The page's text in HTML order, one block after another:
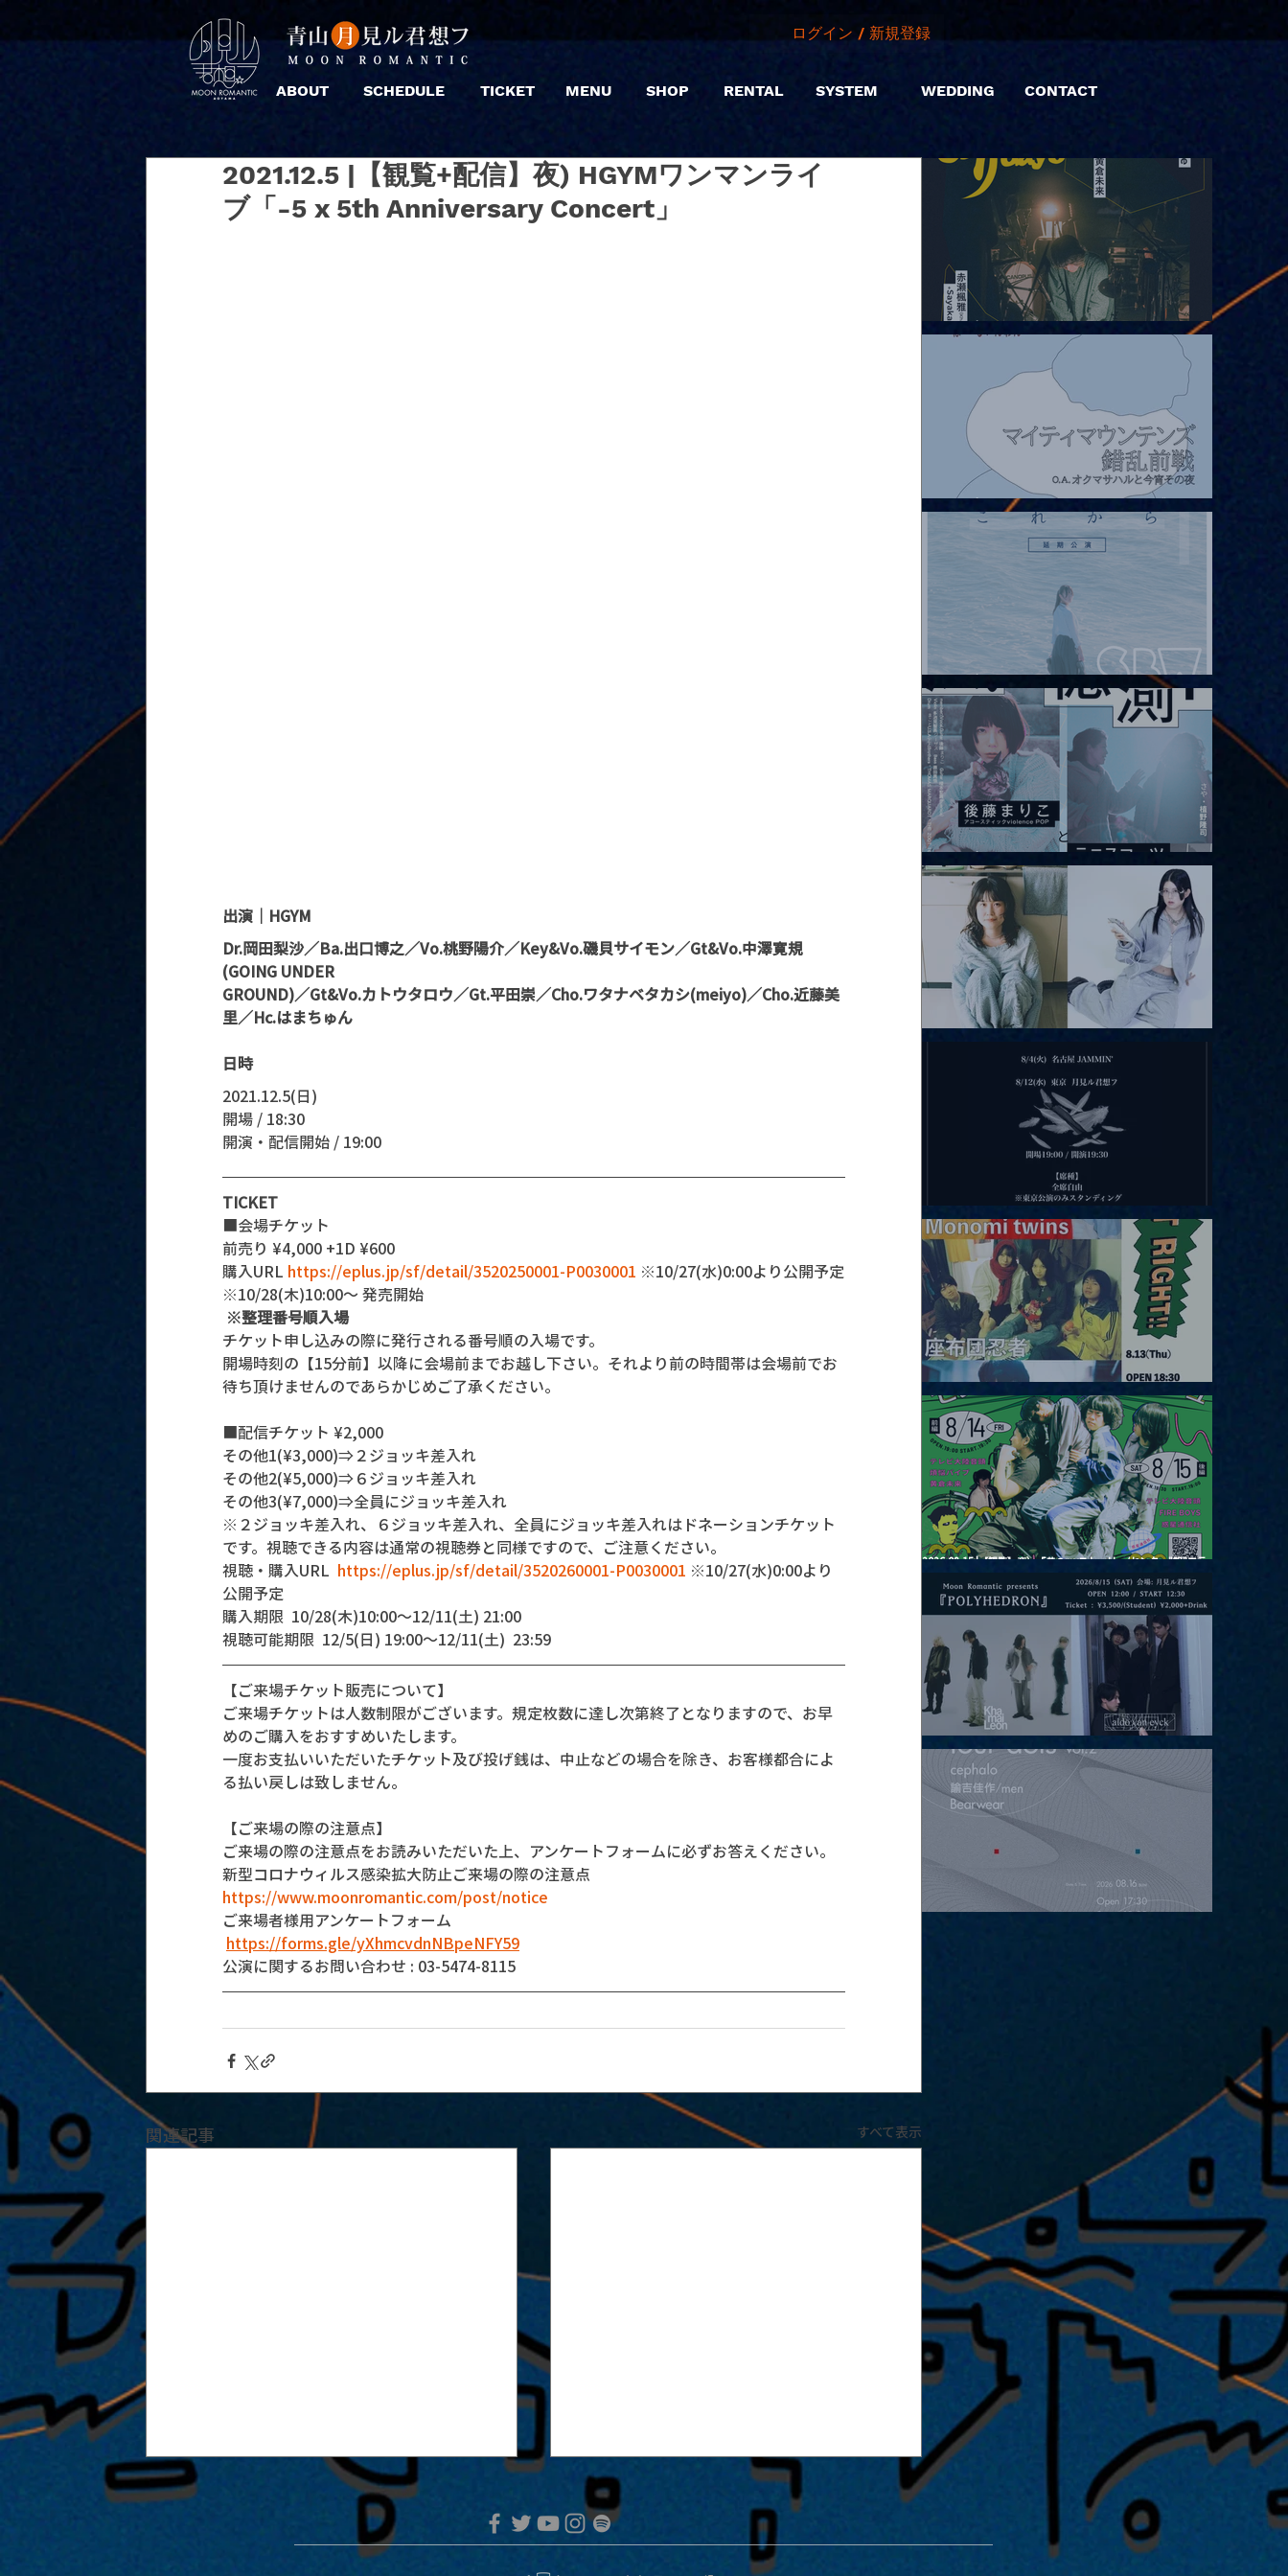
ABOUT SCHEDULE TICKET MENU SHOP
ログイン / 新規登録
RENTAL SYSTEM WEDDING CONTACT
2021.12.5 |【観覧+配信】夜) HGYMワンマンライ
ブ「-5 x 5th Anniversary Concert」
出演｜HGYM
Dr.岡田梨沙／Ba.出口博之／Vo.桃野陽介／Key&Vo.磯貝サイモン／Gt&Vo.中澤寛規
(GOING UNDER
GROUND)／Gt&Vo.カトウタロウ／Gt.平田崇／Cho.ワタナベタカシ(meiyo)／Cho.近藤美
里／Hc.はまちゅん
日時
2021.12.5(日)
開場 / 18:30
開演・配信開始 / 19:00
TICKET
■会場チケット
前売り ¥4,000 +1D ¥600
購入URL https://eplus.jp/sf/detail/3520250001-P0030001 ※10/27(水)0:00より公開予定
※10/28(木)10:00〜 発売開始
※整理番号順入場
チケット申し込みの際に発行される番号順の入場です。
開場時刻の【15分前】以降に会場前までお越し下さい。それより前の時間帯は会場前でお
待ち頂けませんのであらかじめご了承ください。
■配信チケット ¥2,000
その他1(¥3,000)⇒２ジョッキ差入れ
その他2(¥5,000)⇒６ジョッキ差入れ
その他3(¥7,000)⇒全員にジョッキ差入れ
※２ジョッキ差入れ、６ジョッキ差入れ、全員にジョッキ差入れはドネーションチケット
です。視聴できる内容は通常の視聴券と同様ですので、ご注意ください。
視聴・購入URL https://eplus.jp/sf/detail/3520260001-P0030001 ※10/27(水)0:00より
公開予定
購入期限  10/28(木)10:00〜12/11(土) 21:00
視聴可能期限  12/5(日) 19:00～12/11(土)  23:59
【ご来場チケット販売について】
ご来場チケットは人数制限がございます。規定枚数に達し次第終了となりますので、お早
めのご購入をおすすめいたします。
一度お支払いいただいたチケット及び投げ銭は、中止などの場合を除き、お客様都合によ
る払い戻しは致しません。
【ご来場の際の注意点】
ご来場の際の注意点をお読みいただいた上、アンケートフォームに必ずお答えください。
新型コロナウィルス感染拡大防止ご来場の際の注意点
https://www.moonromantic.com/post/notice
ご来場者様用アンケートフォーム
https://forms.gle/yXhmcvdnNBpeNFY59
公演に関するお問い合わせ : 03-5474-8115
関連記事 すべて表示
2026.08.06 |【観覧】hamachiまつり2026２days-月見ル君想フ編
2026.08.07 |【観覧】マイティマウンテンズpresents. “HALL-IN-
2026.08.08 |【観覧】Oaiko pre.「これから」延期公演 Blurred
City Lights × 17歳とベルリンの壁
2026.08.10 |【観覧】「巷のmyストーリー/風の憶測1～後藤まりこ
アコースティックviolence POPとテニスコーツ」
2026.08.12 |【観覧】田澤孝介 ソロワンマン 「Ballad Box 2026」
2026.08.13 |【観覧】JUST RIGHT!! vol.26
2026.08.15 |【観覧】夜）『巷のmyストーリー/センター"訳"フラ
ッシュ⚡️後編』
2026.08.15 |【観覧】昼）月見ルpre.『POLYHEDRON』